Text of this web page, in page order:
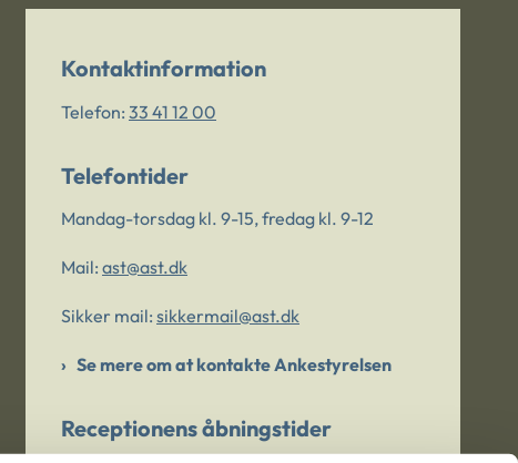
Kontaktinformation
Telefon: 33 41 12 00
Telefontider
Mandag-torsdag kl. 9-15, fredag kl. 9-12
Mail: ast@ast.dk
Sikker mail: sikkermail@ast.dk
Se mere om at kontakte Ankestyrelsen
Receptionens åbningstider